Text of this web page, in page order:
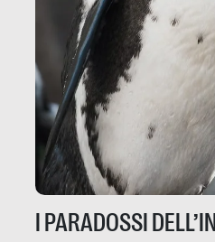
I PARADOSSI